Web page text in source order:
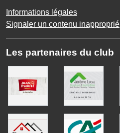
Informations légales
Signaler un contenu inapproprié
Les partenaires du club